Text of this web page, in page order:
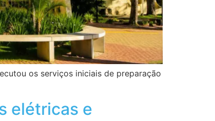
os serviços iniciais de preparação
elétricas e